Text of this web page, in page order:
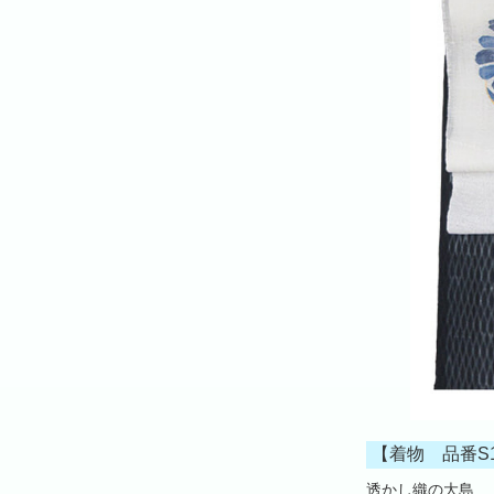
【着物 品番
透かし織の大島